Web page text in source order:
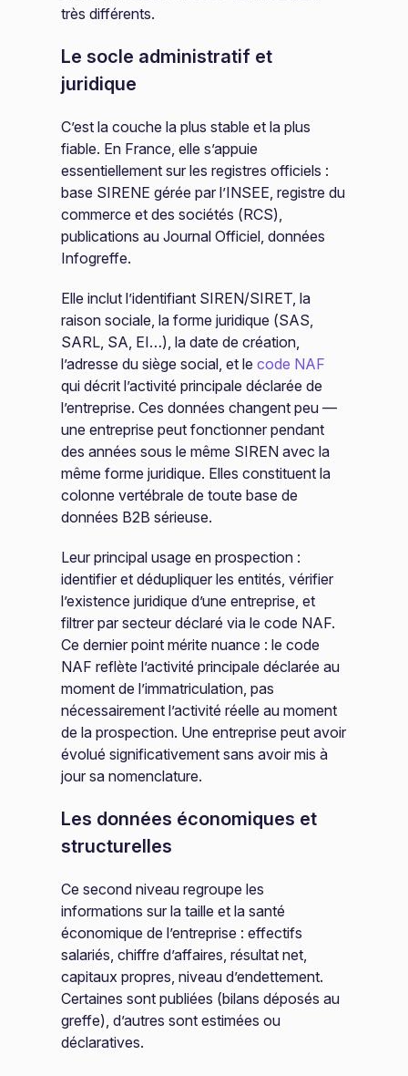
très différents.
Le socle administratif et
juridique
C’est la couche la plus stable et la plus
fiable. En France, elle s’appuie
essentiellement sur les registres officiels :
base SIRENE gérée par l’INSEE, registre du
commerce et des sociétés (RCS),
publications au Journal Officiel, données
Infogreffe.
Elle inclut l’identifiant SIREN/SIRET, la
raison sociale, la forme juridique (SAS,
SARL, SA, EI…), la date de création,
l’adresse du siège social, et lecode NAF
qui décrit l’activité principale déclarée de
l’entreprise. Ces données changent peu —
une entreprise peut fonctionner pendant
des années sous le même SIREN avec la
même forme juridique. Elles constituent la
colonne vertébrale de toute base de
données B2B sérieuse.
Leur principal usage en prospection :
identifier et dédupliquer les entités, vérifier
l’existence juridique d’une entreprise, et
filtrer par secteur déclaré via le code NAF.
Ce dernier point mérite nuance : le code
NAF reflète l’activité principale déclarée au
moment de l’immatriculation, pas
nécessairement l’activité réelle au moment
de la prospection. Une entreprise peut avoir
évolué significativement sans avoir mis à
jour sa nomenclature.
Les données économiques et
structurelles
Ce second niveau regroupe les
informations sur la taille et la santé
économique de l’entreprise : effectifs
salariés, chiffre d’affaires, résultat net,
capitaux propres, niveau d’endettement.
Certaines sont publiées (bilans déposés au
greffe), d’autres sont estimées ou
déclaratives.